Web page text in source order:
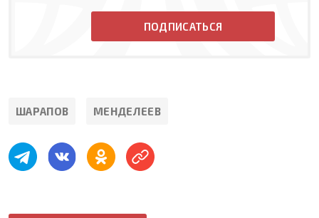
ПОДПИСАТЬСЯ
ШАРАПОВ МЕНДЕЛЕЕВ